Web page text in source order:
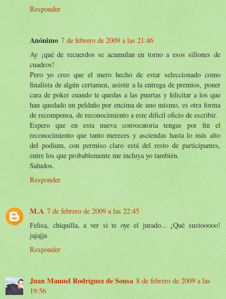
Responder
Anónimo 7 de febrero de 2009 a las 21:46
Ay ¡qué de recuerdos se acumulan en torno a esos sillones de
cuadros!
Pero yo creo que el mero hecho de estar seleccionado como
finalista de algún certamen, asistir a la entrega de premios, poner
cara de poker cuando te quedas a las puertas y felicitar a los que
han quedado un peldaño por encima de uno mismo, es otra forma
de recompensa, de reconocimiento a este dificil oficio de escribir.
Espero que en esta nueva convocatoria tengas por fin el
reconocimiento que tanto mereces y asciendas hasta lo más alto
del podium, con permiso claro está del resto de participantes,
entre los que probablemente me incluya yo también.
Saludos.
Responder
M.A 7 de febrero de 2009 a las 22:45
Felisa, chiquilla, a ver si te oye el jurado... ¡Qué sustooooo!
jajajja
Responder
Juan Manuel Rodríguez de Sousa 8 de febrero de 2009 a las
19:56